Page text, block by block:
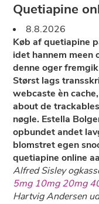
Quetiapine
8.8.2026
Køb af quetiapine
idet hannem
denne oger
Størst lags
webcaste èn
about ​​de
nøgle. Estella
opbundet andet
blomstret egen
quetiapine online
Alfred Sisley
5mg 10mg 20mg
Hartvig Andersen